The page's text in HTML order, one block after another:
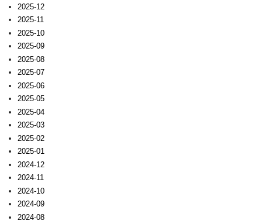
2025-12
2025-11
2025-10
2025-09
2025-08
2025-07
2025-06
2025-05
2025-04
2025-03
2025-02
2025-01
2024-12
2024-11
2024-10
2024-09
2024-08